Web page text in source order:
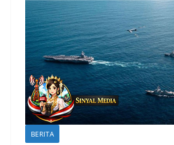
BERITA